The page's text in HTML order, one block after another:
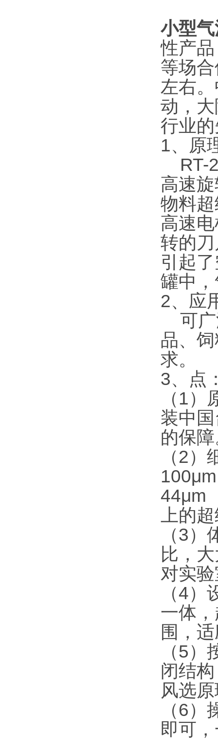
小型
性产
等场
左右
动，
行业
1、原
RT-
高速
物料
高速
转的
引起
罐中
2、应
可广
品、
求。
3、点
（1
装中
的保
（2
44μm
上的
（3
比，
对实
（4
一体
围，
（5
闭结
风选
（6
即可